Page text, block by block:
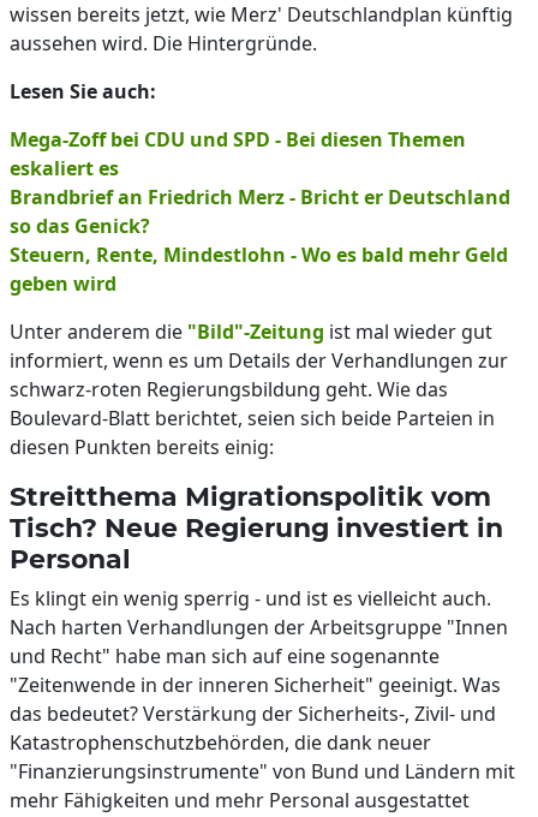
wissen bereits jetzt, wie Merz' Deutschlandplan künftig
aussehen wird. Die Hintergründe.
Lesen Sie auch:
Mega-Zoff bei CDU und SPD - Bei diesen Themen
eskaliert es
Brandbrief an Friedrich Merz - Bricht er Deutschland
so das Genick?
Steuern, Rente, Mindestlohn - Wo es bald mehr Geld
geben wird
Unter anderem die "Bild"-Zeitung ist mal wieder gut
informiert, wenn es um Details der Verhandlungen zur
schwarz-roten Regierungsbildung geht. Wie das
Boulevard-Blatt berichtet, seien sich beide Parteien in
diesen Punkten bereits einig:
Streitthema Migrationspolitik vom
Tisch? Neue Regierung investiert in
Personal
Es klingt ein wenig sperrig - und ist es vielleicht auch.
Nach harten Verhandlungen der Arbeitsgruppe "Innen
und Recht" habe man sich auf eine sogenannte
"Zeitenwende in der inneren Sicherheit" geeinigt. Was
das bedeutet? Verstärkung der Sicherheits-, Zivil- und
Katastrophenschutzbehörden, die dank neuer
"Finanzierungsinstrumente" von Bund und Ländern mit
mehr Fähigkeiten und mehr Personal ausgestattet